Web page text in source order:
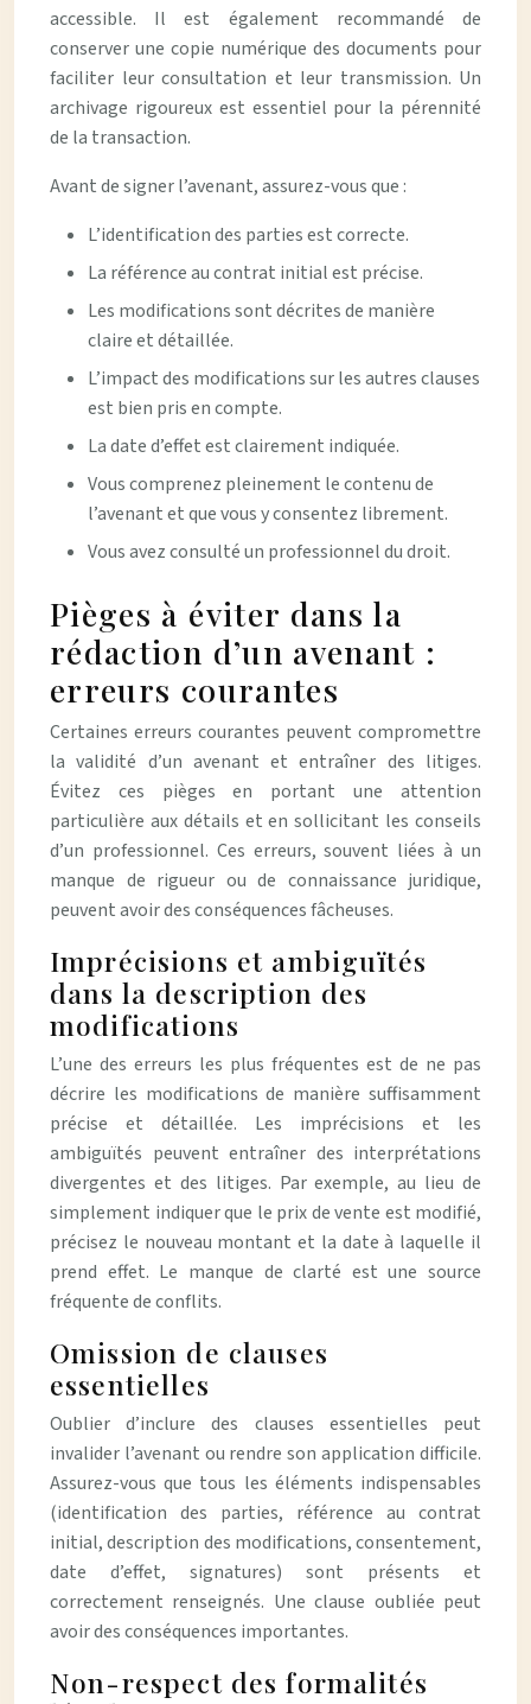
accessible. Il est également recommandé de
conserver une copie numérique des documents pour
faciliter leur consultation et leur transmission. Un
archivage rigoureux est essentiel pour la pérennité
de la transaction.
Avant de signer l’avenant, assurez-vous que :
L’identification des parties est correcte.
La référence au contrat initial est précise.
Les modifications sont décrites de manière
claire et détaillée.
L’impact des modifications sur les autres clauses
est bien pris en compte.
La date d’effet est clairement indiquée.
Vous comprenez pleinement le contenu de
l’avenant et que vous y consentez librement.
Vous avez consulté un professionnel du droit.
Pièges à éviter dans la
rédaction d’un avenant :
erreurs courantes
Certaines erreurs courantes peuvent compromettre
la validité d’un avenant et entraîner des litiges.
Évitez ces pièges en portant une attention
particulière aux détails et en sollicitant les conseils
d’un professionnel. Ces erreurs, souvent liées à un
manque de rigueur ou de connaissance juridique,
peuvent avoir des conséquences fâcheuses.
Imprécisions et ambiguïtés
dans la description des
modifications
L’une des erreurs les plus fréquentes est de ne pas
décrire les modifications de manière suffisamment
précise et détaillée. Les imprécisions et les
ambiguïtés peuvent entraîner des interprétations
divergentes et des litiges. Par exemple, au lieu de
simplement indiquer que le prix de vente est modifié,
précisez le nouveau montant et la date à laquelle il
prend effet. Le manque de clarté est une source
fréquente de conflits.
Omission de clauses
essentielles
Oublier d’inclure des clauses essentielles peut
invalider l’avenant ou rendre son application difficile.
Assurez-vous que tous les éléments indispensables
(identification des parties, référence au contrat
initial, description des modifications, consentement,
date d’effet, signatures) sont présents et
correctement renseignés. Une clause oubliée peut
avoir des conséquences importantes.
Non-respect des formalités